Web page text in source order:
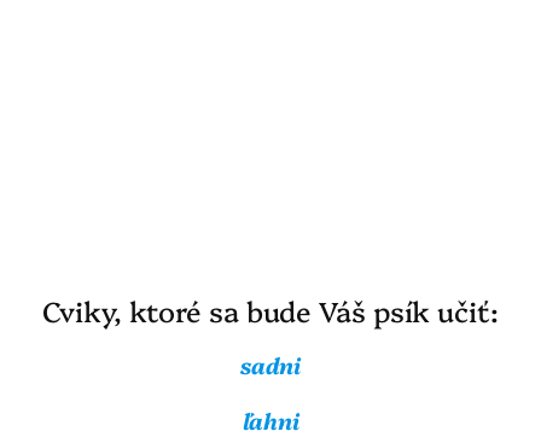
Cviky, ktoré sa bude Váš psík učiť:
sadni
ľahni